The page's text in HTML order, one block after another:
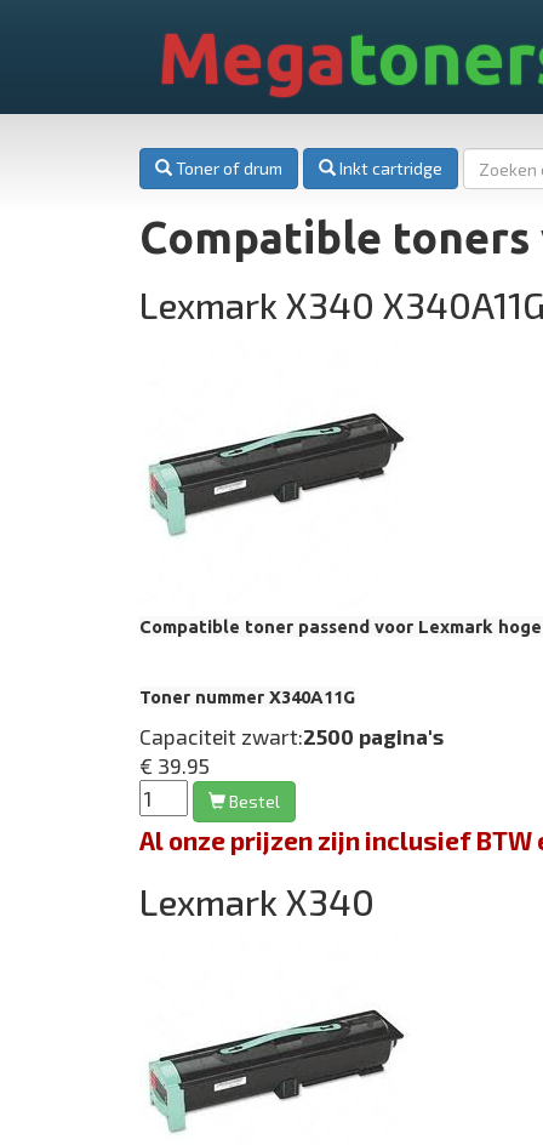
Mega
Toner of drum Inkt cartridge
Compatible toners
Lexmark X340
Compatible toner passend voor Lexmark
Toner nummer X340A11G
Capaciteit zwart:2500 pagina's
€ 39.95
Bestel
Al onze prijzen zijn inclusief
Lexmark X340